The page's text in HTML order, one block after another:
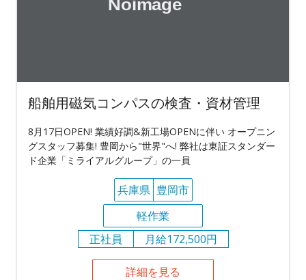
船舶用磁気コンパスの検査・資材管理
8月17日OPEN! 業績好調&新工場OPENに伴い オープニン
グスタッフ募集! 豊岡から"世界"へ! 弊社は東証スタンダー
ド企業「ミライアルグループ」の一員
兵庫県 豊岡市
軽作業
正社員
月給172,500円
詳細を見る